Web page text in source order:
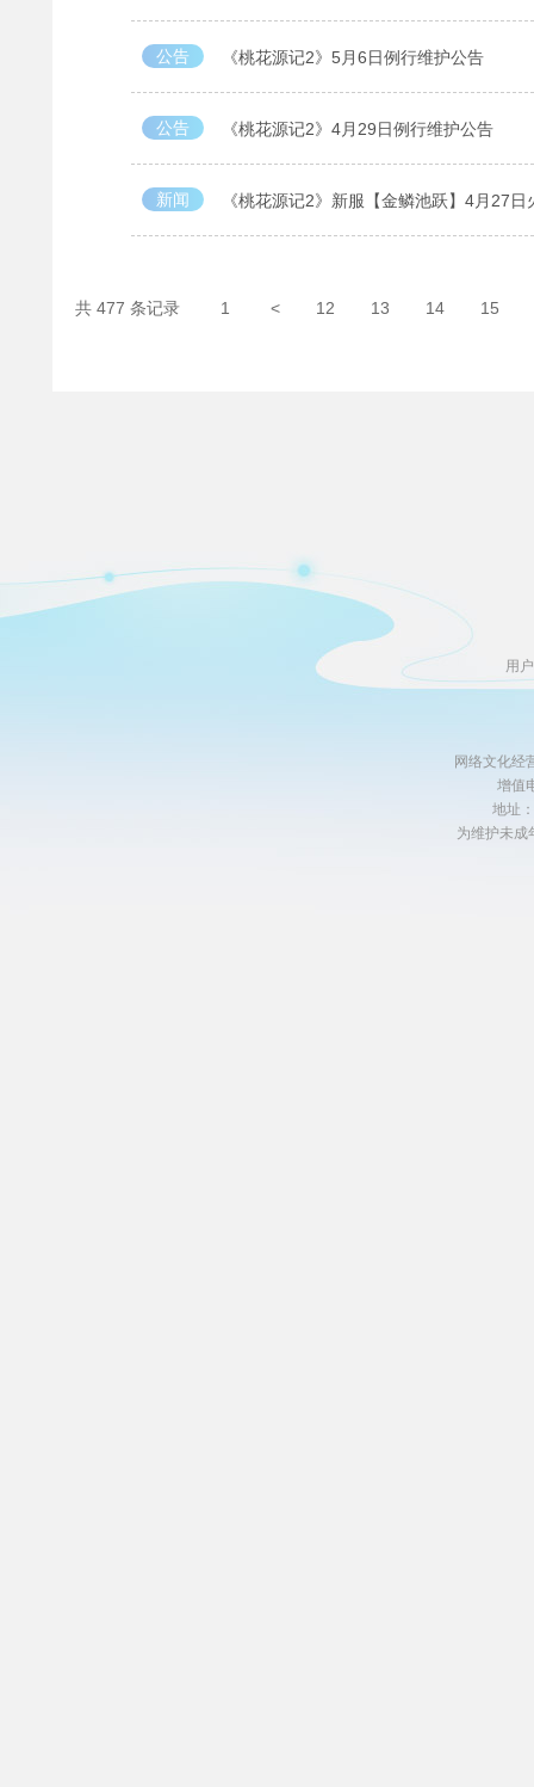
公告 《桃花源记2》5月6日例行维护公告
公告 《桃花源记2》4月29日例行维护公告
新闻 《桃花源记2》新服【金鳞池跃】4月27日
共 477 条记录 1 < 12 13 14 15
用
网络文化
增值
地址
为维护未成